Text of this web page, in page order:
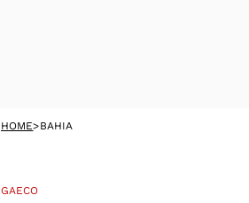
HOME>BAHIA
GAECO